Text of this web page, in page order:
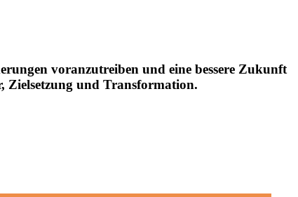
voranzutreiben und eine bessere Zukunft
Zielsetzung und Transformation.